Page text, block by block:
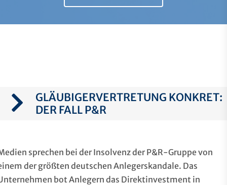
GLÄUBIGERVERTRETUNG KONKRET:
DER FALL P&R
sprechen bei der Insolvenz der P&R-Gruppe von
der größten deutschen Anlegerskandale. Das
bot Anlegern das Direktinvestment in